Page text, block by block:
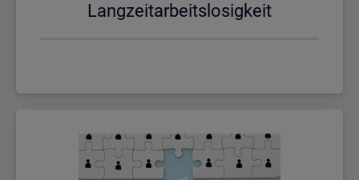
Lang­zeit­ar­beits­lo­sig­keit